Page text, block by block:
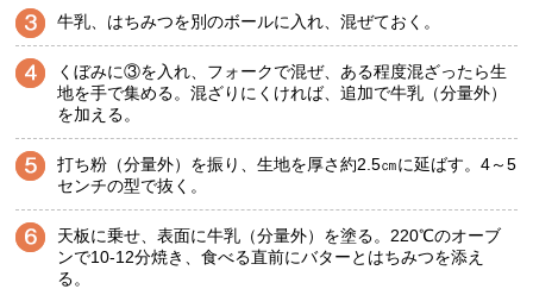
牛乳、はちみつを別のボールに入れ、混ぜておく。
くぼみに③を入れ、フォークで混ぜ、ある程度混ざったら生
地を手で集める。混ざりにくければ、追加で牛乳（分量外）
を加える。
打ち粉（分量外）を振り、生地を厚さ約2.5㎝に延ばす。4～5
センチの型で抜く。
天板に乗せ、表面に牛乳（分量外）を塗る。220℃のオーブ
ンで10-12分焼き、食べる直前にバターとはちみつを添え
る。